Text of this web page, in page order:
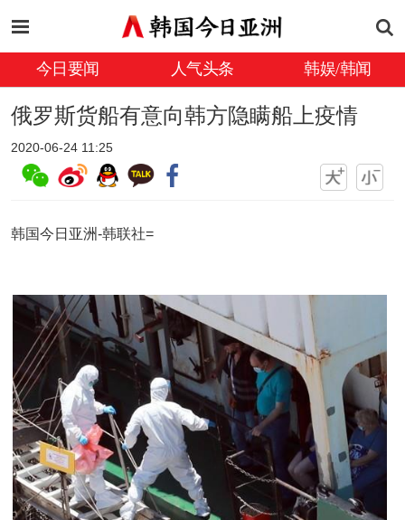
今日要闻 人气头条 韩娱/韩闻
俄罗斯货船有意向韩方隐瞒船上疫情
2020-06-24 11:25
韩国今日亚洲-韩联社=